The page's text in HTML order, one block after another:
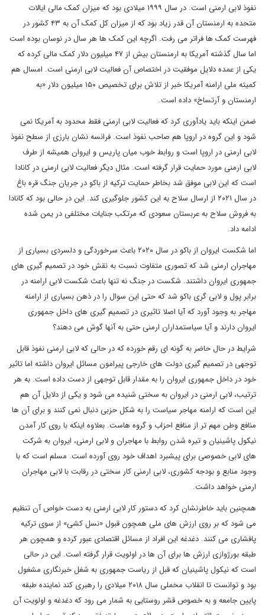
نفوذ لابی ارمنی است. در سال ۱۹۹۹ میلادی بود که میزان کمک مالی ایالات
متحده به ارمنستان آن قدر زیاد بود که از میزان کل کمک آن به ۴۳ کشور در
فهرست کمک ها فراتر می رفت. اگرچه این کمک ها هر سال در نوسان بوده است
اما سال گذشته آمریکا به ارمنستان بیش از ۴۷ میلیون دلار کمک مالی کرده که
یکی از عمده دلایل موفقیت در اختصاص آن فعالیت لابی ارمنی است. امسال هم
کمیته ملی ارامنه آمریکا خبر از تلاش برای تخصیص ۱۵۰ میلیون دلار «به
ارمنستان و آرتساخ» داده است.
ضمن اینکه باید یادآوری کرد که فعالیت لابی ارمنی فقط محدود به آمریکا نمی
شود و این گروه در اروپا هم صاحب نفوذ است. فرانسه نشان بارزی از سطح نفوذ
لابی ارمنی در اروپا است و روابط خوب میان پاریس و ایروان همیشه از طرف
لابی ارمنی مورد حمایت قرار گرفته است. مثال دیگر فعالیت لابی ارمنی در کانادا
است که این لابی موفق شد بخاطر حمایت ترکیه از باکو در جریان جنگ قره باغ
در سال ۲۰۲۱ از ارسال سلاح به این کشور جلوگیری کند. این در حالی بود که کانادا
به فروش سلاح به عربستان سعودی که مرتکب جنایات مختلفی در یمن شده
ادامه داد.
اما شکست ایروان از باکو در سال ۲۰۲۰ باعث سرخوردگی و دلسردی بسیاری از
مهاجران ارمنی شد که تصوری متفاوت نسبت به نقش خود در تصمیم گیری های
جمهوری ایروان داشتند. شکست در جنگ نه تنها باعث شکست لابی ارامنه در
برابر پول و لابی گری باکو شد که حتی این سوال را در ذهن بسیاری از ارامنه
مهاجر به وجود آورد که آیا اصلا تاثیری در تصمیم گیری های داخل جمهوری
ایروان دارند و آیا سیاستمداران ارمنی حتی به آنها گوش می دهند؟
شرایط در حال حاضر به گونه ای رقم خورده که در حالی که لابی ارمنی نفوذ قابل
توجهی در تصمیم گیری دولت های خارجی پیرامون مسائل ایروان داشته اما تاثیر
خود در داخل جمهوری ایروان را به مقدار قابل توجهی از دست داده است. به هر
ترتیب، لابی ارمنی در ایروان به سختی شنیده می شود و یکی از دلایل آن هم
این است که ارامنه مهاجر سیاست را به شکل حزبی دنبال نمی کنند و برای آن ها
منافع وطن مهم تر از منافع احزاب و گروه هاست. بعلاوه اینکه با روی کار آمدن
نیکول پاشینیان و تیره شدن روابط با مهاجران و لابی ارمنی، ایروان به شرکت
های لابی خصوصی برای پیشبرد اهداف خود روی آورده است. مسلم است که با
وجود منابع و بودجه کشوری، لابی ارمنی کار سختی در رقابت با لابی مهاجران
ارمنی خواهد داشت.
همچنین باید خاطرنشان کرد که دستور کار لابی ارمنی به دست خواص آن تنظیم
می شود که بر روی ارزش های ملی همچون قبول «نسل کشی» از سوی ترکیه
پافشاری می کنند. دغدغه این افراد از مسائل اقتصادی عبور کرده و همچون هر
طبقه بورژوازی ارزش ها برای آن ها در اولویت قرار گرفته است. این در حالی
است که نیکول پاشینیان که قبل از ریاست جمهوری به شغل خبرنگاری مشغول
بود و توانست تا انقلاب مخملی سال ۲۰۱۸ میلادی را رهبری کند نماینده طبقه
پایین جامعه و به خصوص قشر روستایی به شمار می رود که دغدغه و اولویت آن